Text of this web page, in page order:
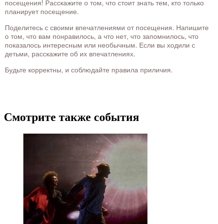
посещения! Расскажите о том, что стоит знать тем, кто только
планирует посещение.
Поделитесь с своими впечатлениями от посещения. Напишите
о том, что вам понравилось, а что нет, что запомнилось, что
показалось интересным или необычным. Если вы ходили с
детьми, расскажите об их впечатлениях.
Будьте корректны, и соблюдайте правила приличия.
Смотрите также события